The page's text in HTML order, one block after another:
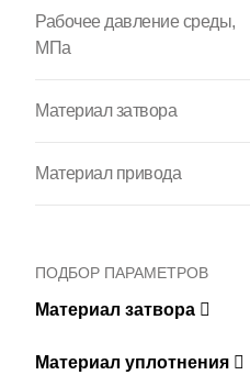
Рабочее давление среды,
МПа
Материал затвора
Материал привода
ПОДБОР ПАРАМЕТРОВ
Материал затвора
Материал уплотнения